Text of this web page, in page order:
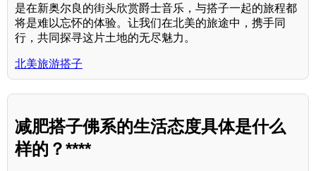
是在新奥尔良的街头欣赏爵士音乐，与搭子一起的旅程都
将是难以忘怀的体验。让我们在北美的旅途中，携手同
行，共同探寻这片土地的无尽魅力。
北美旅游搭子
减肥搭子佛系的生活态度具体是什么
样的？****